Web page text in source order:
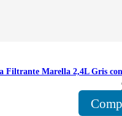
Filtrante Marella 2,4L Gris